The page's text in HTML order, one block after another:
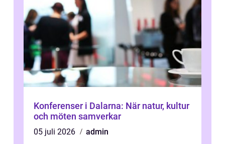
Konferenser i Dalarna: När natur, kultur
och möten samverkar
05 juli 2026
admin